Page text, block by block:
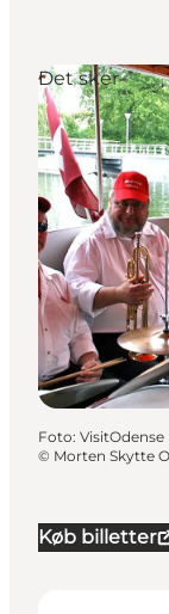
Køb billetter
Det sker
Foto: VisitOdense
© Morten Skytte